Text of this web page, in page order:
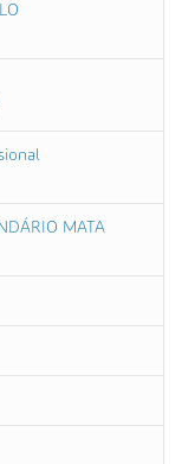
MATA